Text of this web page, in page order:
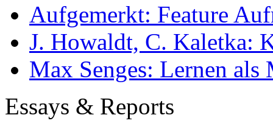
Aufgemerkt: Feature
J. Howaldt, C. Kaletka:
Max Senges: Lernen als
Essays & Reports